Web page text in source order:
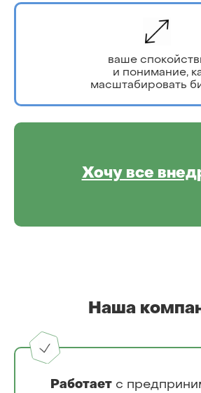
ваше
и понимание,
масштабировать
Хочу все
Наша
Работает с